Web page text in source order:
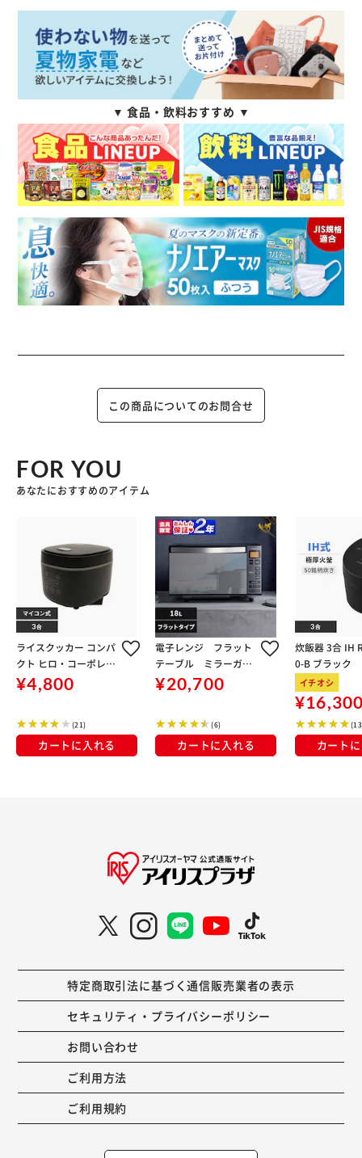
▼ 食品・飲料おすすめ ▼
この商品についてのお問合せ
FOR YOU
あなたにおすすめのアイテム
ライスクッカー コンパ
クト ヒロ・コーポレー
ション HK-CRC03 ブラ
¥4,800
(21)
カートに入れる
電子レンジ フラット
テーブル ミラーガラ
ス 18L IMB-FM1805-B
ブラック
¥20,700
(6)
カートに入れる
炊飯器 3合 IH
0-B ブラック
イチオシ
カート
特定商取引法に基づく通信販売業者の表示
セキュリティ・プライバシーポリシー
お問い合わせ
ご利用方法
ご利用規約